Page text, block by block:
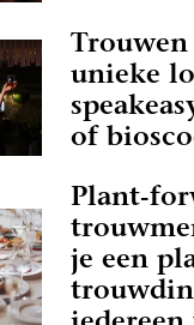
Trouwen
unieke
of
Plant-
je een